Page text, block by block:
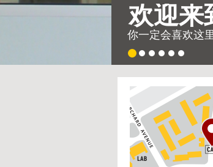
需
因此，我
USC
Housing
G
o
n